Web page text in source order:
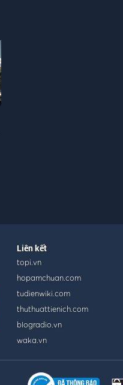
Liên kết
topi.vn
hopamchuan.com
tudienwiki.com
thuthuattienich.com
blogradio.vn
waka.vn